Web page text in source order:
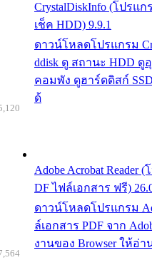
CrystalDiskInfo (โปรแก
เช็ค HDD) 9.9.1
ดาวน์โหลดโปรแกรม
ddisk ดู สถานะ HDD
คอมพัง ดูฮาร์ดดิสก์ SSD
ด้
Adobe Acrobat
DF ไฟล์เอกสาร ฟรี)
ดาวน์โหลดโปรแกรม
ล์เอกสาร PDF จาก
งานของ Browser ให้อ่า